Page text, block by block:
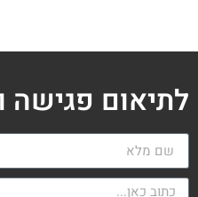
לתיאום פגישה